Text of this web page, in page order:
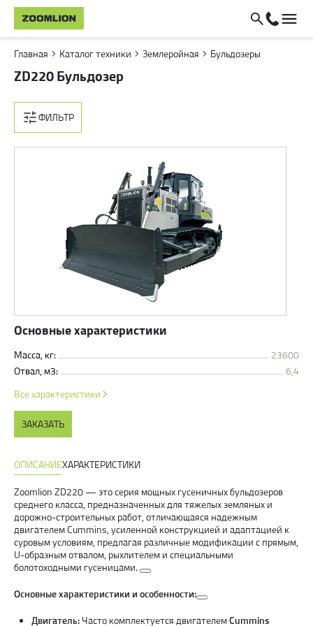
Главная Каталог техники Землеройная Бульдозеры
ZD220 Бульдозер
ФИЛЬТР
Основные характеристики
Масса, кг:
23600
Отвал, м3:
6,4
Все характеристики
ЗАКАЗАТЬ
ОПИСАНИЕХАРАКТЕРИСТИКИ
Zoomlion ZD220 — это серия мощных гусеничных бульдозеров
среднего класса, предназначенных для тяжелых земляных и
дорожно-строительных работ, отличающаяся надежным
двигателем Cummins, усиленной конструкцией и адаптацией к
суровым условиям, предлагая различные модификации с прямым,
U-образным отвалом, рыхлителем и специальными
болотоходными гусеницами.
Основные характеристики и особенности:
Двигатель:Часто комплектуется двигателемCummins